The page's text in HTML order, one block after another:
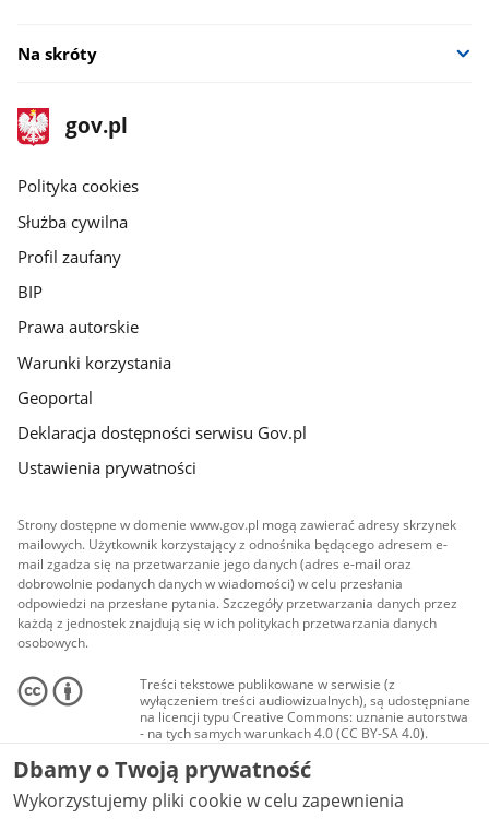
Na skróty
stopka
gov.pl
Strona
gov.pl
gov.pl
Polityka cookies
Służba cywilna
Profil zaufany
BIP
Prawa autorskie
Warunki korzystania
Geoportal
Deklaracja dostępności serwisu Gov.pl
Ustawienia prywatności
Strony dostępne w domenie www.gov.pl mogą zawierać adresy skrzynek
mailowych. Użytkownik korzystający z odnośnika będącego adresem e-
mail zgadza się na przetwarzanie jego danych (adres e-mail oraz
dobrowolnie podanych danych w wiadomości) w celu przesłania
odpowiedzi na przesłane pytania. Szczegóły przetwarzania danych przez
każdą z jednostek znajdują się w ich politykach przetwarzania danych
osobowych.
Treści tekstowe publikowane w serwisie (z
wyłączeniem treści audiowizualnych), są udostępniane
na licencji typu Creative Commons: uznanie autorstwa
- na tych samych warunkach 4.0 (CC BY-SA 4.0).
Materiały audiowizualne, w tym zdjęcia, materiały
audio i wideo, są udostępniane na licencji typu
Creative Commons: uznanie autorstwa użycie
niekomercyjne - bez utworów zależnych 4.0 (CC BY-
NC-ND 4.0), o ile nie jest to stwierdzone inaczej.
Dbamy o Twoją prywatność
Wykorzystujemy pliki cookie w celu zapewnienia